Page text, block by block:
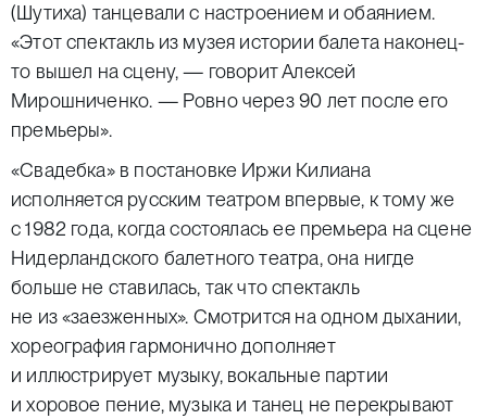
(Шутиха) танцевали с настроением и обаянием.
«Этот спектакль из музея истории балета наконец-
то вышел на сцену, — говорит Алексей
Мирошниченко. — Ровно через 90 лет после его
премьеры».
«Свадебка» в постановке Иржи Килиана
исполняется русским театром впервые, к тому же
с 1982 года, когда состоялась ее премьера на сцене
Нидерландского балетного театра, она нигде
больше не ставилась, так что спектакль
не из «заезженных». Смотрится на одном дыхании,
хореография гармонично дополняет
и иллюстрирует музыку, вокальные партии
и хоровое пение, музыка и танец не перекрывают